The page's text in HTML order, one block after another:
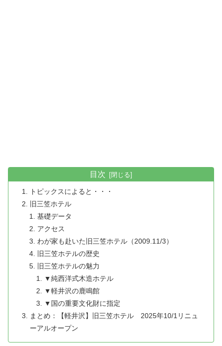
目次
トピックスによると・・・
旧三笠ホテル
基礎データ
アクセス
わが家も赴いた旧三笠ホテル（2009.11/3）
旧三笠ホテルの歴史
旧三笠ホテルの魅力
▼純西洋式木造ホテル
▼軽井沢の鹿鳴館
▼国の重要文化財に指定
まとめ：【軽井沢】旧三笠ホテル 2025年10/1リニュ
ーアルオープン